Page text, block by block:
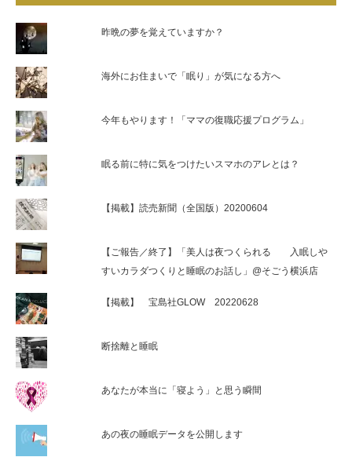
昨晩の夢を覚えていますか？
海外にお住まいで「眠り」が気になる方へ
今年もやります！「ママの復職応援プログラム」
眠る前に特に気をつけたいスマホのアレとは？
【掲載】読売新聞（全国版）20200604
【ご報告／終了】「美人は夜つくられる 入眠しや
すいカラダつくりと睡眠のお話し」@そごう横浜店
【掲載】 宝島社GLOW 20220628
断捨離と睡眠
あなたが本当に「寝よう」と思う瞬間
あの夜の睡眠データを公開します